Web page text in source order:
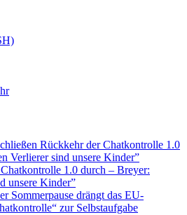
Rückkehr der Chatkontrolle 1.0
Verlierer sind unsere Kinder”
1.0 durch – Breyer:
unsere Kinder”
Sommerpause drängt das EU-
zur Selbstaufgabe